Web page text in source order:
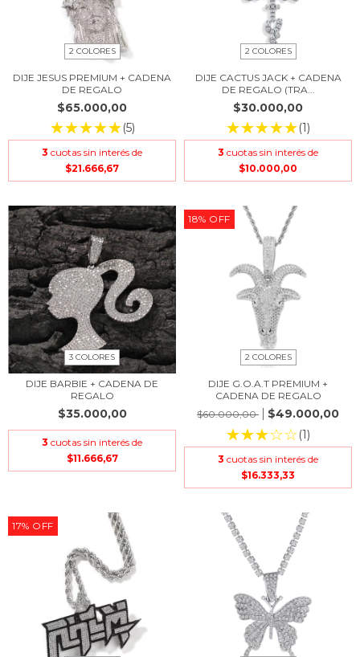
2 COLORES
DIJE JESUS PREMIUM + CADENA
DE REGALO
$65.000,00
(5)
3 cuotas sin interés de
$21.666,67
2 COLORES
DIJE CACTUS JACK + CADENA
DE REGALO (TRA...
$30.000,00
(1)
3 cuotas sin interés de
$10.000,00
3 COLORES
DIJE BARBIE + CADENA DE
REGALO
$35.000,00
3 cuotas sin interés de
$11.666,67
18% OFF
2 COLORES
DIJE G.O.A.T PREMIUM +
CADENA DE REGALO
$60.000,00
$49.000,00
(1)
3 cuotas sin interés de
$16.333,33
17% OFF